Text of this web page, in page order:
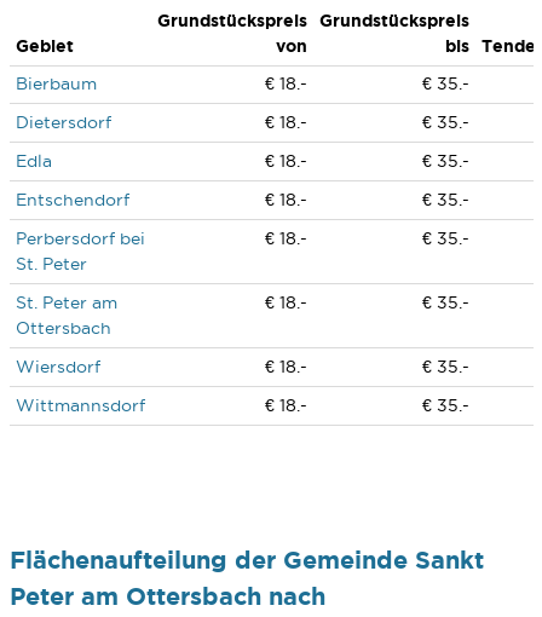
Gebiet
Grundstückspreis
von
Grundstückspreis
bis
Bierbaum
€ 18.-
€ 35.-
Dietersdorf
€ 18.-
€ 35.-
Edla
€ 18.-
€ 35.-
Entschendorf
€ 18.-
€ 35.-
Perbersdorf bei
St. Peter
€ 18.- € 35.-
St. Peter am
Ottersbach
€ 18.- € 35.-
Wiersdorf € 18.-
€ 35.-
Wittmannsdorf
€ 18.- € 35.-
Flächenaufteilung der Gemeinde Sankt
Peter am Ottersbach nach